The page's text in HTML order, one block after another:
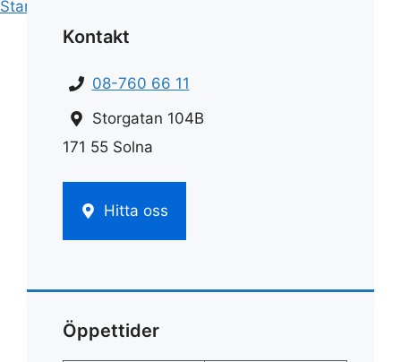
Start
Kontakt
08-760 66 11
Storgatan 104B
171 55 Solna
Hitta oss
Öppettider